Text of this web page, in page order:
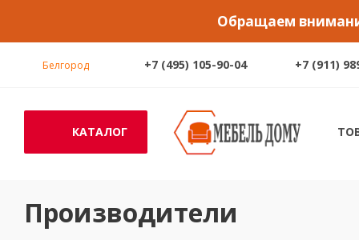
Обращаем
Белгород +7 (495) 105-90-04 +7 (911)
КАТАЛОГ
Производители